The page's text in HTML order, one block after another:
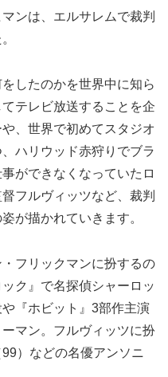
ンは、エルサレムで裁判
したのかを世界中に知ら
テレビ放送することを企
、世界で初めてスタジオ
ハリウッド赤狩りでブラ
ができなくなっていたロ
フルヴィッツなど、裁判
が描かれていきます。
フリックマンに扮するの
ク』で名探偵シャーロッ
『ホビット』3部作主演
マン。フルヴィッツに扮
）などの名優アンソニ